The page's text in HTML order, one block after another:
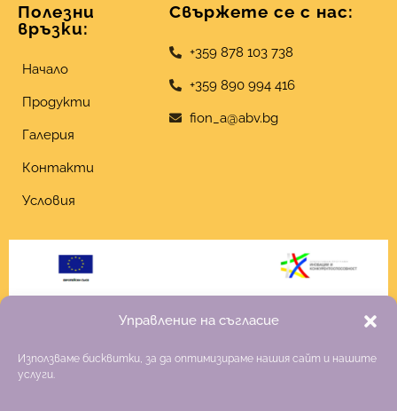
Управление на съгласие
Използваме бисквитки, за да оптимизираме нашия сайт и нашите
услуги.
Полезни
връзки:
Начало
Продукти
Галерия
Контакти
Условия
Свържете се с нас:
+359 878 103 738
+359 890 994 416
fion_a@abv.bg